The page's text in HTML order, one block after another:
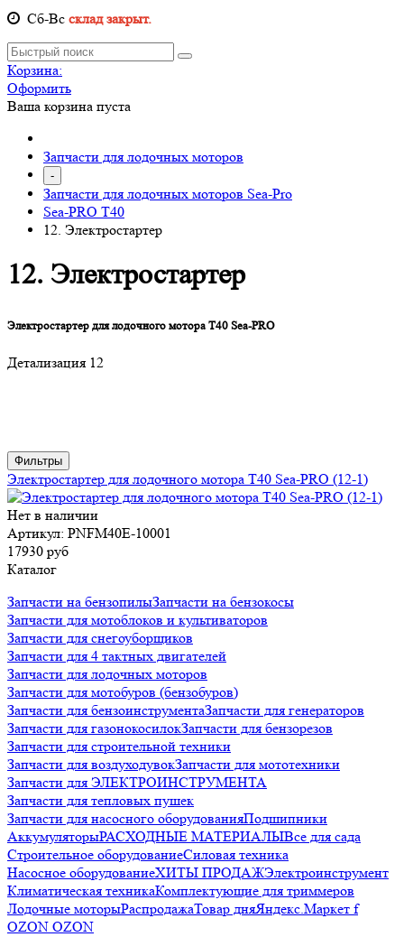
Cб-Вс склад закрыт.
Корзина:
Оформить
Ваша корзина пуста
Запчасти для лодочных моторов
-
Запчасти для лодочных моторов Sea-Pro
Sea-PRO T40
12. Электростартер
12. Электростартер
Электростартер для лодочного мотора T40 Sea-PRO
Детализация 12
Фильтры
Электростартер для лодочного мотора T40 Sea-PRO (12-1)
Нет в наличии
Артикул: PNFM40E-10001
17930 руб
Каталог
Запчасти на бензопилыЗапчасти на бензокосы
Запчасти для мотоблоков и культиваторов
Запчасти для снегоуборщиков
Запчасти для 4 тактных двигателей
Запчасти для лодочных моторов
Запчасти для мотобуров (бензобуров)
Запчасти для бензоинструментаЗапчасти для генераторов
Запчасти для газонокосилокЗапчасти для бензорезов
Запчасти для строительной техники
Запчасти для воздуходувокЗапчасти для мототехники
Запчасти для ЭЛЕКТРОИНСТРУМЕНТА
Запчасти для тепловых пушек
Запчасти для насосного оборудованияПодшипники
АккумуляторыРАСХОДНЫЕ МАТЕРИАЛЫВсе для сада
Строительное оборудованиеСиловая техника
Насосное оборудованиеХИТЫ ПРОДАЖЭлектроинструмент
Климатическая техникаКомплектующие для триммеров
Лодочные моторыРаспродажаТовар дняЯндекс.Маркет f
OZON OZON